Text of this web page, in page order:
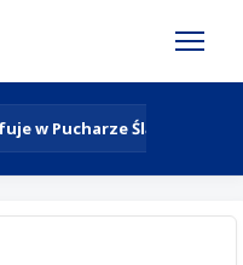
w Pucharze Śląska w